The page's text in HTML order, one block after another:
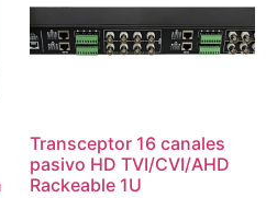
Transceptor 16 canales
pasivo HD TVI/CVI/AHD
Rackeable 1U